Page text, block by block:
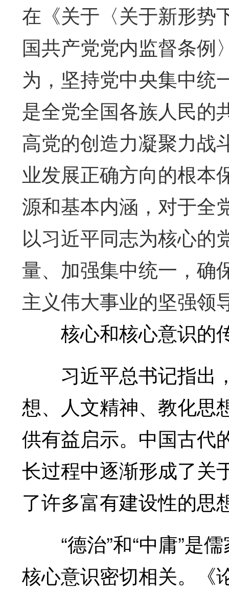
在《关于〈关于新形势
国共产党党内监督条例
为，坚持党中央集中统
是全党全国各族人民的
高党的创造力凝聚力战
业发展正确方向的根本
源和基本内涵，对于全
以习近平同志为核心的
量、加强集中统一，确
主义伟大事业的坚强领
核心和核心意识的
习近平总书记指出
想、人文精神、教化思
供有益启示。中国古代
长过程中逐渐形成了关
了许多富有建设性的思
“德治”和“中庸”是儒
核心意识密切相关。《